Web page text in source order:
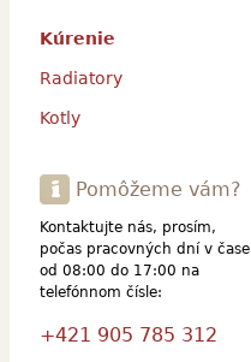
Kúrenie
Radiatory
Kotly
Pomôžeme vám?
Kontaktujte nás, prosím,
počas pracovných dní v čase
od 08:00 do 17:00 na
telefónnom čísle:
+421 905 785 312